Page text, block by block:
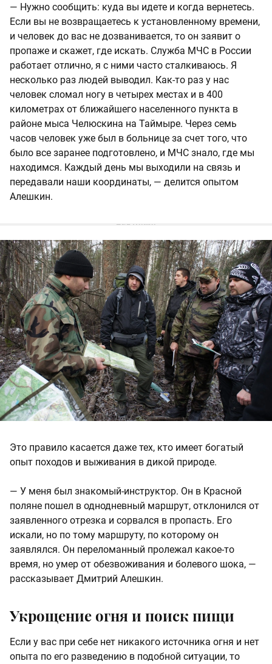
— Нужно сообщить: куда вы идете и когда вернетесь.
Если вы не возвращаетесь к установленному времени,
и человек до вас не дозванивается, то он заявит о
пропаже и скажет, где искать. Служба МЧС в России
работает отлично, я с ними часто сталкиваюсь. Я
несколько раз людей выводил. Как-то раз у нас
человек сломал ногу в четырех местах и в 400
километрах от ближайшего населенного пункта в
районе мыса Челюскина на Таймыре. Через семь
часов человек уже был в больнице за счет того, что
было все заранее подготовлено, и МЧС знало, где мы
находимся. Каждый день мы выходили на связь и
передавали наши координаты, — делится опытом
Алешкин.
Это правило касается даже тех, кто имеет богатый
опыт походов и выживания в дикой природе.
— У меня был знакомый-инструктор. Он в Красной
поляне пошел в однодневный маршрут, отклонился от
заявленного отрезка и сорвался в пропасть. Его
искали, но по тому маршруту, по которому он
заявлялся. Он переломанный пролежал какое-то
время, но умер от обезвоживания и болевого шока, —
рассказывает Дмитрий Алешкин.
Укрощение огня и поиск пищи
Если у вас при себе нет никакого источника огня и нет
опыта по его разведению в подобной ситуации, то